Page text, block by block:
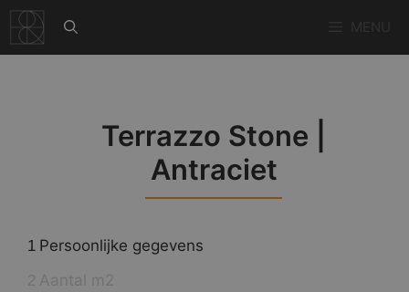
naar
de
Terrazzo Stone |
Antraciet
1 Persoonlijke gegevens